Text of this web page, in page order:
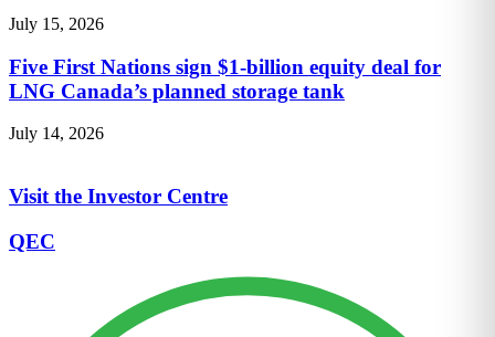
July 15, 2026
Five First Nations sign $1-billion equity deal for
LNG Canada’s planned storage tank
July 14, 2026
Visit the Investor Centre
QEC